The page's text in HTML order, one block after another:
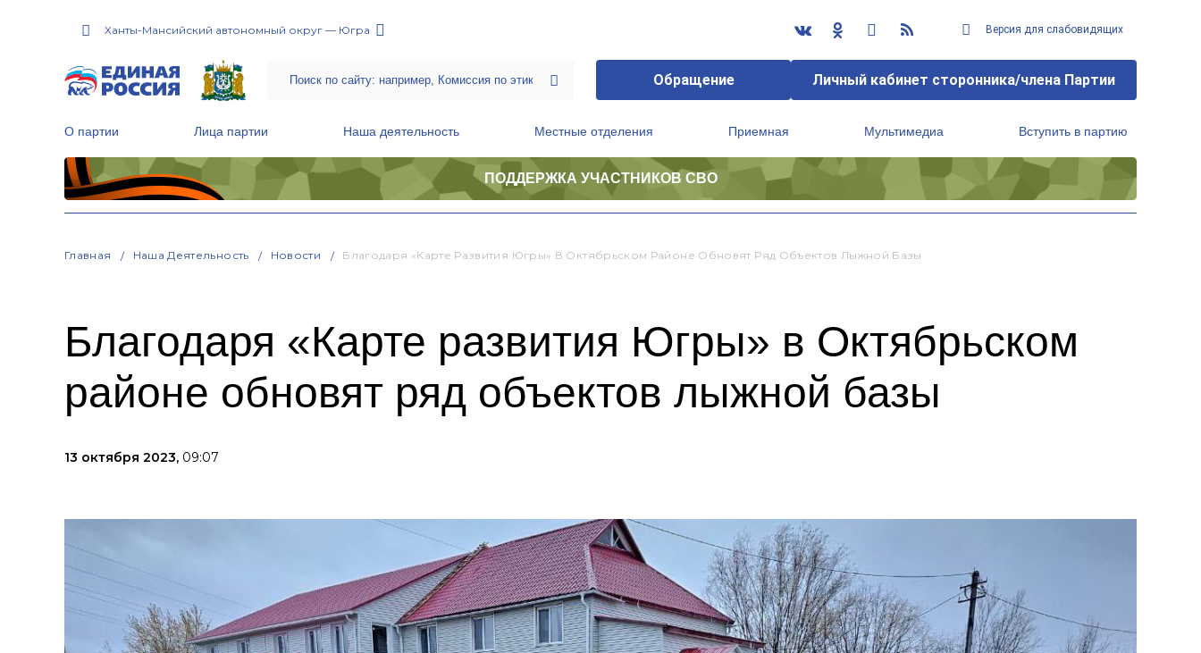
Ханты-Мансийский автономный округ — Югра Версия для слабовидящих
Обращение Личный кабинет сторонника/члена Партии
О партии Лица партии Наша деятельность Местные отделения Приемная Мультимедиа Вступить в партию
ПОДДЕРЖКА УЧАСТНИКОВ СВО
Главная Наша Деятельность Новости Благодаря «Карте Развития Югры» В Октябрьском Районе Обновят Ряд Объектов Лыжной Базы
Благодаря «Карте развития Югры» в Октябрьском
районе обновят ряд объектов лыжной базы
13 октября 2023, 09:07